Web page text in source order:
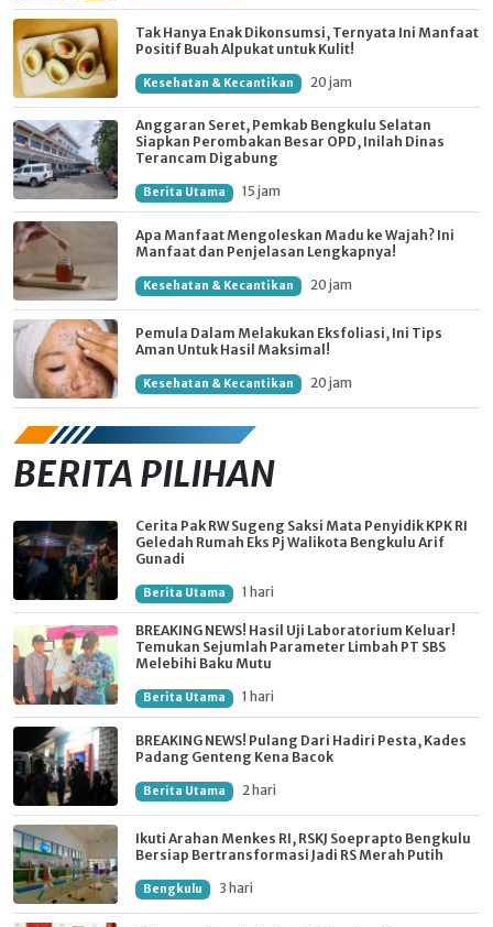
Tak Hanya Enak Dikonsumsi, Ternyata Ini Manfaat
Positif Buah Alpukat untuk Kulit!
Kesehatan & Kecantikan 20 jam
Anggaran Seret, Pemkab Bengkulu Selatan
Siapkan Perombakan Besar OPD, Inilah Dinas
Terancam Digabung
Berita Utama 15 jam
Apa Manfaat Mengoleskan Madu ke Wajah? Ini
Manfaat dan Penjelasan Lengkapnya!
Kesehatan & Kecantikan 20 jam
Pemula Dalam Melakukan Eksfoliasi, Ini Tips
Aman Untuk Hasil Maksimal!
Kesehatan & Kecantikan 20 jam
BERITA PILIHAN
Cerita Pak RW Sugeng Saksi Mata Penyidik KPK RI
Geledah Rumah Eks Pj Walikota Bengkulu Arif
Gunadi
Berita Utama 1 hari
BREAKING NEWS! Hasil Uji Laboratorium Keluar!
Temukan Sejumlah Parameter Limbah PT SBS
Melebihi Baku Mutu
Berita Utama 1 hari
BREAKING NEWS! Pulang Dari Hadiri Pesta, Kades
Padang Genteng Kena Bacok
Berita Utama 2 hari
Ikuti Arahan Menkes RI, RSKJ Soeprapto Bengkulu
Bersiap Bertransformasi Jadi RS Merah Putih
Bengkulu 3 hari